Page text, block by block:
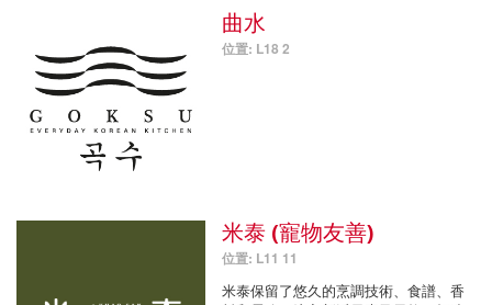
曲水
位置: L18 2
米泰 (寵物友善)
位置: L11 11
米泰保留了悠久的烹調技術、食譜、香